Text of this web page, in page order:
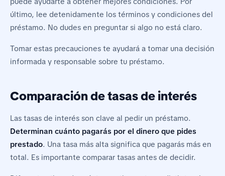
último, lee detenidamente los términos y condiciones del
préstamo. No dudes en preguntar si algo no está claro.
Tomar estas precauciones te ayudará a tomar una decisión
informada y responsable sobre tu préstamo.
Comparación de tasas de interés
Las tasas de interés son clave al pedir un préstamo.
Determinan cuánto pagarás por el dinero que pides
prestado. Una tasa más alta significa que pagarás más en
total. Es importante comparar tasas antes de decidir.